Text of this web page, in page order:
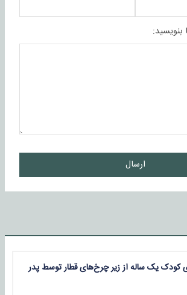
بنویسید:
ارسال
کودک یک ساله از زیر چرخ‌های قطار توسط پدر